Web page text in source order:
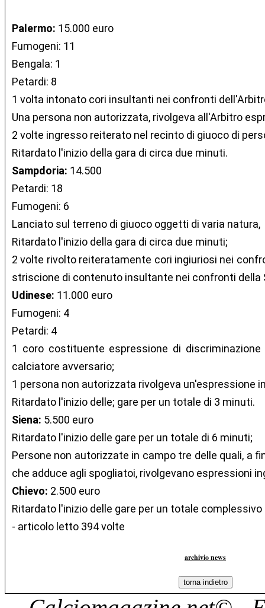
Palermo: 15.000 euro
Fumogeni: 11
Bengala: 1
Petardi: 8
1 volta intonato cori insultanti nei confronti
Una persona non autorizzata, rivolgeva all'Arbitro
2 volte ingresso reiterato nel recinto di giuoco di
Ritardato l'inizio della gara di circa due minuti.
Sampdoria: 14.500
Petardi: 18
Fumogeni: 6
Lanciato sul terreno di giuoco oggetti di varia natura,
Ritardato l'inizio della gara di circa due minuti;
2 volte rivolto reiteratamente cori ingiuriosi nei
striscione di contenuto insultante nei confronti della
Udinese: 11.000 euro
Fumogeni: 4
Petardi: 4
1 coro costituente espressione di
calciatore avversario;
1 persona non autorizzata rivolgeva un'espressione
Ritardato l'inizio delle; gare per un totale di 3 minuti.
Siena: 5.500 euro
Ritardato l'inizio delle gare per un totale di 6 minuti;
Persone non autorizzate in campo tre delle quali, a
che adduce agli spogliatoi, rivolgevano espressioni
Chievo: 2.500 euro
Ritardato l'inizio delle gare per un totale complessivo
- articolo letto 394 volte
archivio news